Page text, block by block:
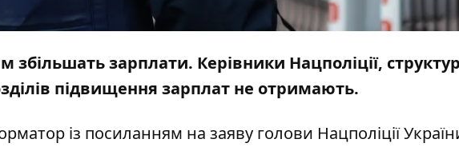
збільшать зарплати. Керівники Нацполіції,
підвищення зарплат не отримають.
із посиланням на заяву голови Нацполіції